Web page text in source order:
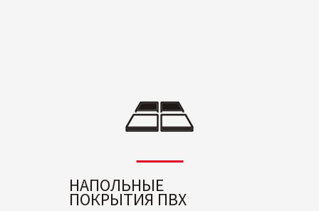
НАПОЛЬНЫЕ
ПОКРЫТИЯ ПВХ